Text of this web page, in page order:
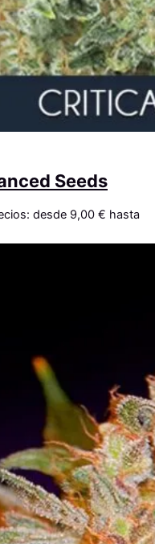
Seeds
desde 9,00 € hasta